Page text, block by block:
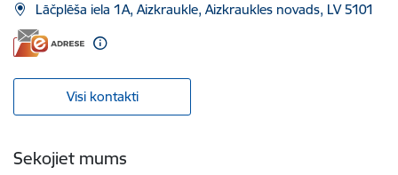
Lāčplēša iela 1A, Aizkraukle, Aizkraukles novads, LV 5101
Visi kontakti
Sekojiet mums